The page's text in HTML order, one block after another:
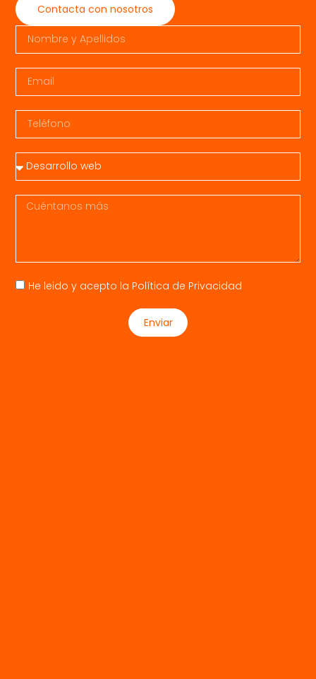
Contacta con nosotros
He leido y acepto la Política de Privacidad
Enviar